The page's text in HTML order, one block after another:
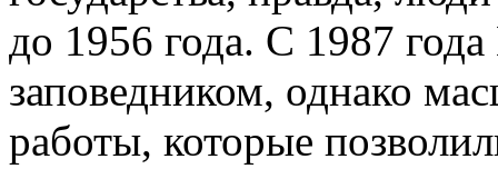
до 1956 года. С 1987
заповедником, однако
работы, которые